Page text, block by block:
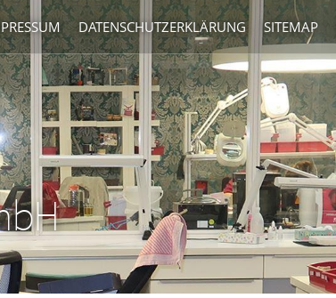
SITEMAP
DATENSCHUTZERKLÄRUNG